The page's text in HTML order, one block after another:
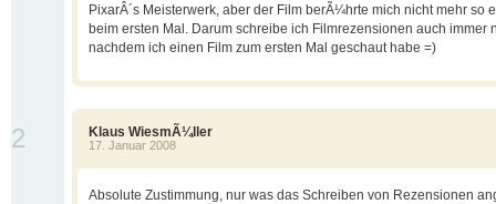
PixarÂ´s Meisterwerk, aber der Film berÃ¼hrte mich nicht mehr so
beim ersten Mal. Darum schreibe ich Filmrezensionen auch immer
nachdem ich einen Film zum ersten Mal geschaut habe =)
Klaus WiesmÃ¼ller
17. Januar 2008
2
Absolute Zustimmung, nur was das Schreiben von Rezensionen